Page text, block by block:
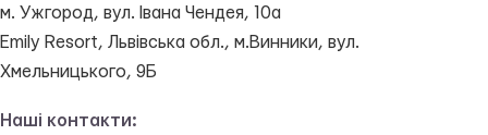
м. Ужгород, вул. Івана Чендея, 10а
Emily Resort, Львівська обл., м.Винники, вул.
Хмельницького, 9Б
Наші контакти: